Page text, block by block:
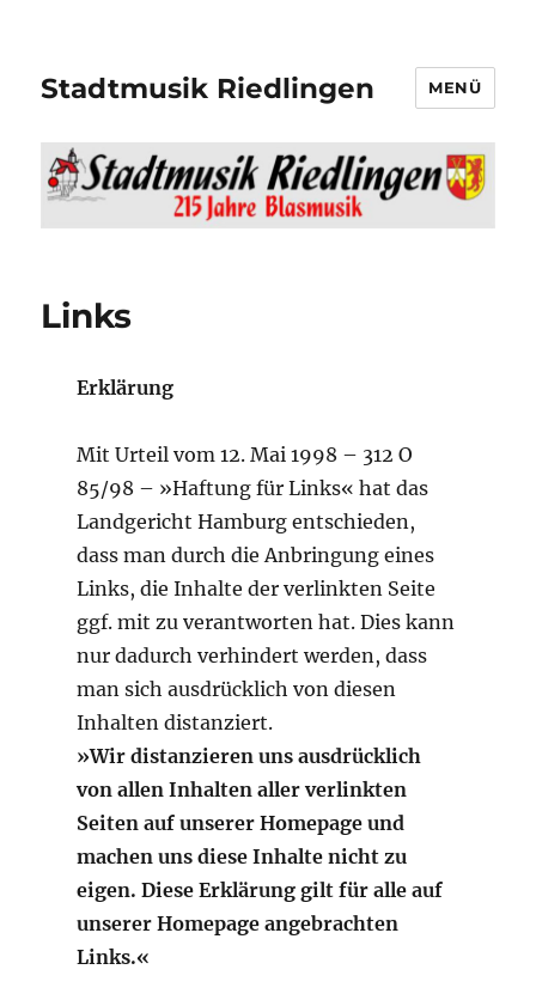
Stadtmusik Riedlingen MENÜ
Links
Erklärung
Mit Urteil vom 12. Mai 1998 – 312 O
85/98 – »Haftung für Links« hat das
Landgericht Hamburg entschieden,
dass man durch die Anbringung eines
Links, die Inhalte der verlinkten Seite
ggf. mit zu verantworten hat. Dies kann
nur dadurch verhindert werden, dass
man sich ausdrücklich von diesen
Inhalten distanziert.
»Wir distanzieren uns ausdrücklich
von allen Inhalten aller verlinkten
Seiten auf unserer Homepage und
machen uns diese Inhalte nicht zu
eigen. Diese Erklärung gilt für alle auf
unserer Homepage angebrachten
Links.«